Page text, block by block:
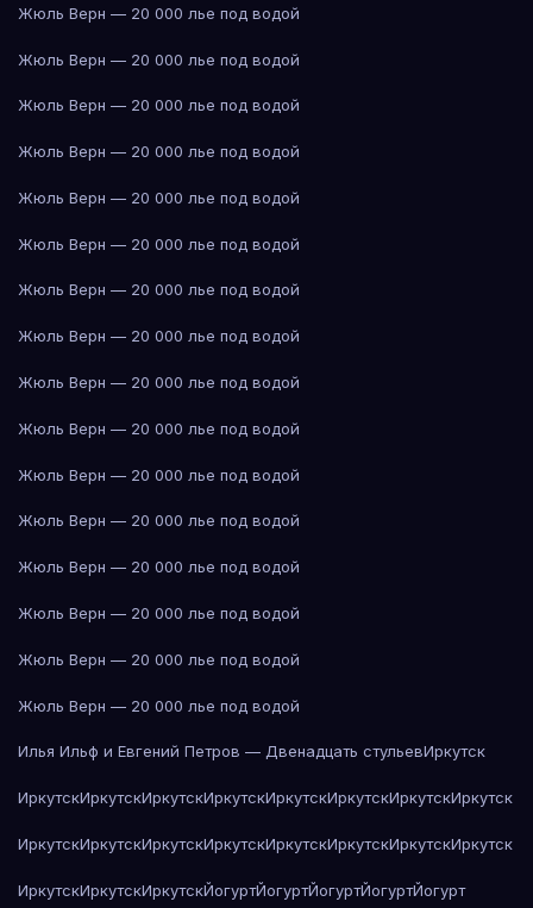
Жюль Верн — 20 000 лье под водой
Жюль Верн — 20 000 лье под водой
Жюль Верн — 20 000 лье под водой
Жюль Верн — 20 000 лье под водой
Жюль Верн — 20 000 лье под водой
Жюль Верн — 20 000 лье под водой
Жюль Верн — 20 000 лье под водой
Жюль Верн — 20 000 лье под водой
Жюль Верн — 20 000 лье под водой
Жюль Верн — 20 000 лье под водой
Жюль Верн — 20 000 лье под водой
Жюль Верн — 20 000 лье под водой
Жюль Верн — 20 000 лье под водой
Жюль Верн — 20 000 лье под водой
Жюль Верн — 20 000 лье под водой
Жюль Верн — 20 000 лье под водой
Илья Ильф и Евгений Петров — Двенадцать стульевИркутск
ИркутскИркутскИркутскИркутскИркутскИркутскИркутскИркутск
ИркутскИркутскИркутскИркутскИркутскИркутскИркутскИркутск
ИркутскИркутскИркутскЙогуртЙогуртЙогуртЙогуртЙогурт